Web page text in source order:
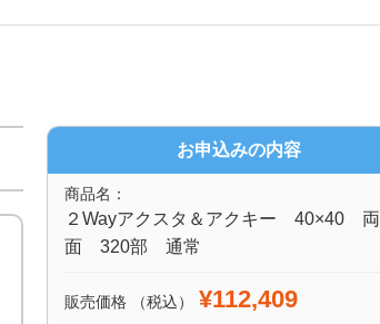
お申込みの内容
商品名：
２Wayアクスタ＆アクキー 40×40 両
面 320部 通常
販売価格 （税込） ¥112,409